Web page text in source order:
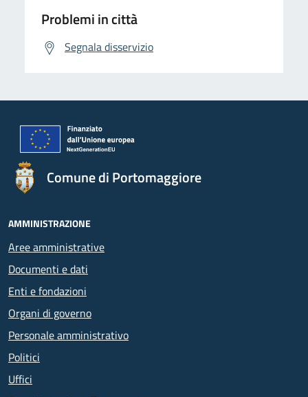
Problemi in città
Segnala disservizio
Comune di Portomaggiore
AMMINISTRAZIONE
Aree amministrative
Documenti e dati
Enti e fondazioni
Organi di governo
Personale amministrativo
Politici
Uffici